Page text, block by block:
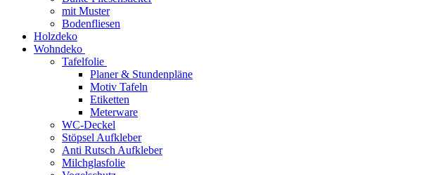
mit Muster
Bodenfliesen
Holzdeko
Wohndeko
Tafelfolie
Planer & Stundenpläne
Motiv Tafeln
Etiketten
Meterware
WC-Deckel
Stöpsel Aufkleber
Anti Rutsch Aufkleber
Milchglasfolie